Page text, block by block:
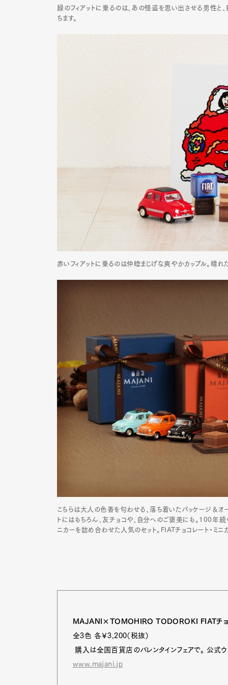
Pen
緑のフィアットに乗るのは、あの怪盗を思い出させる男性
ちます。
赤いフィアットに乗るのは仲睦まじげな爽やかカップル。晴れ
こちらは大人の色香を匂わせる、落ち着いたパッケージ＆オ
トにはもちろん、友チョコや、自分へのご褒美にも。100年
ニカーを詰め合わせた人気のセット。FIATチョコレート・ミ
MAJANI×TOMOHIRO TODOROKI FIATチョコ
全3色 各￥3,200（税抜）
購入は全国百貨店のバレンタインフェアで。 公式
www.majani.jp